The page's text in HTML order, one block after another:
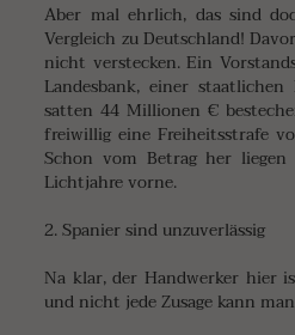
Aber mal ehrlich, das sind
Vergleich zu Deutschland!
nicht verstecken. Ein
Landesbank, einer
satten 44 Millionen €
freiwillig eine Freiheitsstrafe
Schon vom Betrag her
Lichtjahre vorne.
2. Spanier sind unzuverlässig
Na klar, der Handwerker hier
und nicht jede Zusage kann